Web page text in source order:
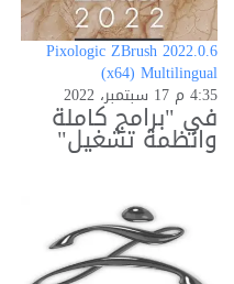
Pixologic ZBrush 2022.0.6
(x64) Multilingual
4:35 م 17 سبتمبر، 2022
في "برامج كاملة
وانظمة تشغيل"